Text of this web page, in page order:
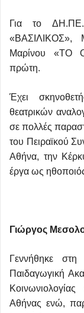
Για το
«ΒΑΣΙΛΙΚΟΣ»,
Μαρίνου «ΤΟ
πρώτη.
Έχει
θεατρικών
σε πολλές
του Πειραϊκού
Αθήνα, την
έργα ως
Γιώργος
Γεννήθηκε
Παιδαγωγική
Αθήνας ενώ,